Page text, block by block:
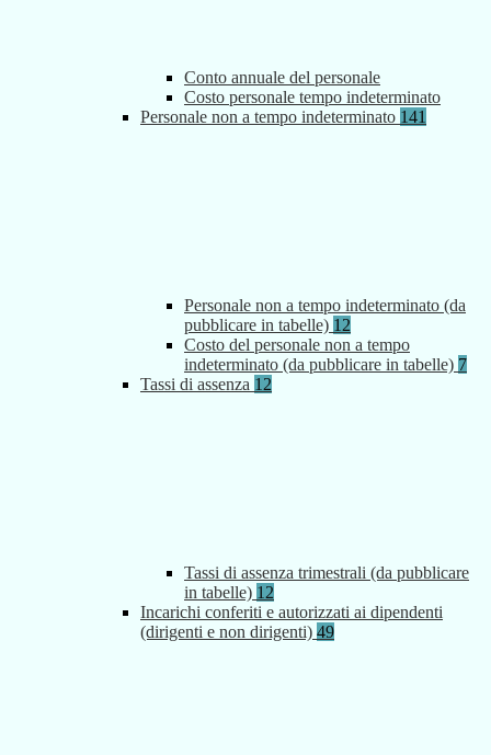
Conto annuale del personale
Costo personale tempo indeterminato
Personale non a tempo indeterminato 141
Personale non a tempo indeterminato (da
pubblicare in tabelle) 12
Costo del personale non a tempo
indeterminato (da pubblicare in tabelle) 7
Tassi di assenza 12
Tassi di assenza trimestrali (da pubblicare
in tabelle) 12
Incarichi conferiti e autorizzati ai dipendenti
(dirigenti e non dirigenti) 49